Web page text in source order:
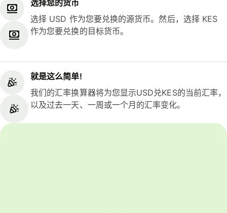
选择您的货币
选择 USD 作为您要兑换的源货币。然后，选择 KES
作为您要兑换的目标货币。
就是这么简单!
我们的汇率换算器将为您显示USD兑KES的当前汇率，
以及过去一天、一周或一个月的汇率变化。